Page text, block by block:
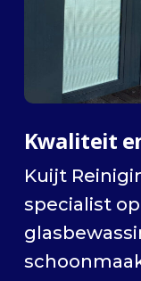
Kwaliteit
Kuijt
specialist